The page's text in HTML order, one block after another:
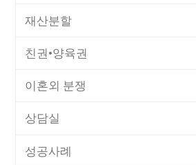
재산분할
친권•양육권
이혼외 분쟁
상담실
성공사례